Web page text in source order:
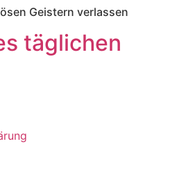
Geistern verlassen
täglichen